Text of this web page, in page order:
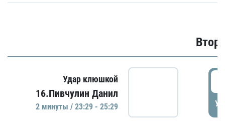
Удар клюшкой
16.Пивчулин Данил
2 минуты / 23:29 - 25:29